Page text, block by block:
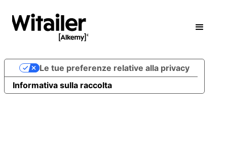
Informativa sulla raccolta
Le tue preferenze relative alla privacy